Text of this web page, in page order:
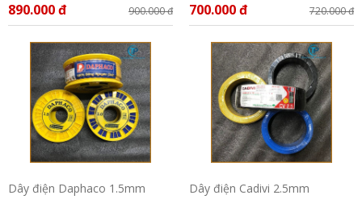
890.000 đ 900.000 đ 700.000 đ 720.000 đ
Dây điện Daphaco 1.5mm Dây điện Cadivi 2.5mm